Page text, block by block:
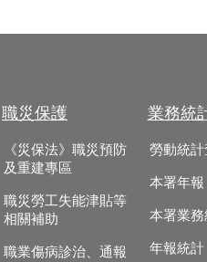
職災保護
《災保法》職災預防
及重建專區
職災勞工失能津貼等
相關補助
職業傷病診治、通報
業務統
勞動統計
本署年報
本署業務
年報統計